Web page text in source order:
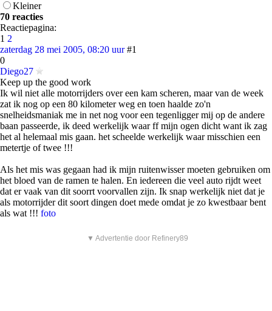
Kleiner
70 reacties
Reactiepagina:
1 2
zaterdag 28 mei 2005, 08:20 uur #1
0
Diego27
Keep up the good work
Ik wil niet alle motorrijders over een kam scheren, maar van de week
zat ik nog op een 80 kilometer weg en toen haalde zo'n
snelheidsmaniak me in net nog voor een tegenligger mij op de andere
baan passeerde, ik deed werkelijk waar ff mijn ogen dicht want ik zag
het al helemaal mis gaan. het scheelde werkelijk waar misschien een
metertje of twee !!!
Als het mis was gegaan had ik mijn ruitenwisser moeten gebruiken om
het bloed van de ramen te halen. En iedereen die veel auto rijdt weet
dat er vaak van dit soorrt voorvallen zijn. Ik snap werkelijk niet dat je
als motorrijder dit soort dingen doet mede omdat je zo kwestbaar bent
als wat !!! foto
▼ Advertentie door Refinery89